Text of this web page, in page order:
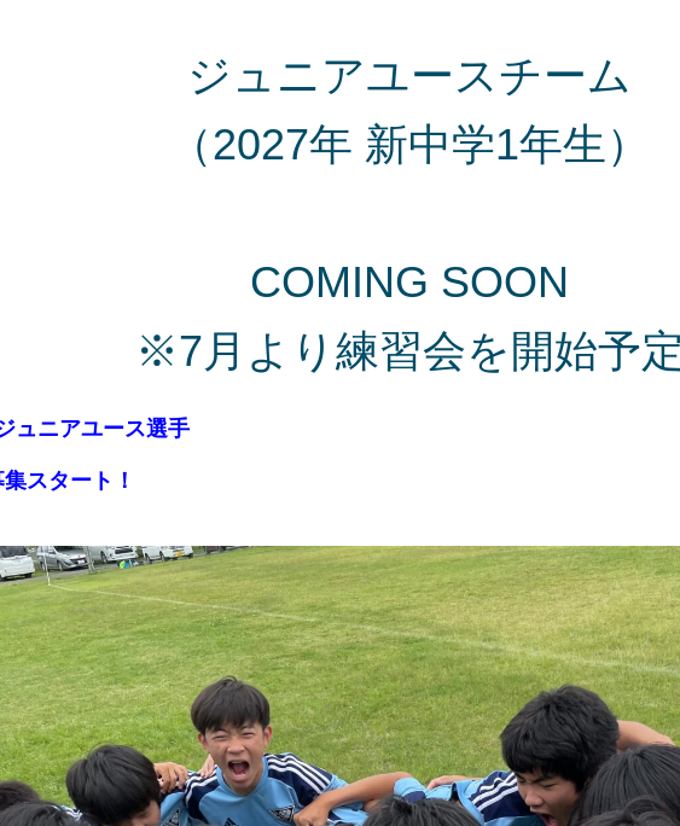
ジュニアユースチーム
（2027年 新中学1年生）
COMING SOON
※7月より練習会を開始予
ュニアユース選手
スタート！